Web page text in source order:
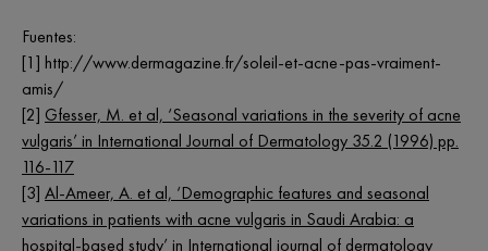
Fuentes:
[1] http://www.dermagazine.fr/soleil-et-acne-pas-vraiment-
amis/
[2] Gfesser, M. et al, ‘Seasonal variations in the severity of acne
vulgaris’ in International Journal of Dermatology 35.2 (1996) pp.
116-117
[3] Al-Ameer, A. et al, ‘Demographic features and seasonal
variations in patients with acne vulgaris in Saudi Arabia: a
hospital-based study’ in International journal of dermatology